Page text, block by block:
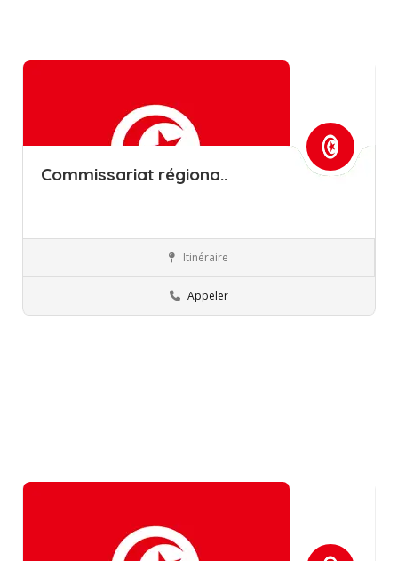
Commissariat régiona..
Commissions régionales de l’éducation
Itinéraire
Appeler